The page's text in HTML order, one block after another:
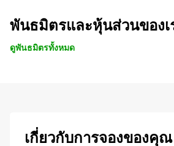
พันธมิตรและหุ้นส่วนของเ
ดูพันธมิตรทั้งหมด
เกี่ยวกับการจองของคุณ